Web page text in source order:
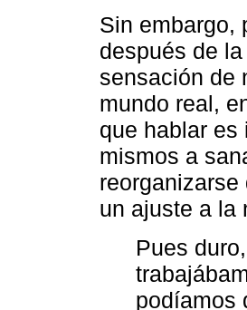
Sin embargo,
después de
sensación de
mundo real,
que hablar es
mismos a
un ajuste a la
Pues
podíamos